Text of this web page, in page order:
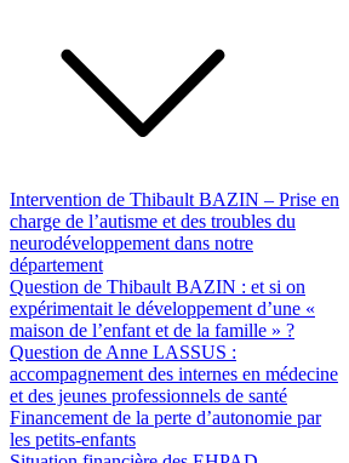
Intervention de Thibault BAZIN – Prise en
charge de l’autisme et des troubles du
neurodéveloppement dans notre
département
Question de Thibault BAZIN : et si on
expérimentait le développement d’une «
maison de l’enfant et de la famille » ?
Question de Anne LASSUS :
accompagnement des internes en médecine
et des jeunes professionnels de santé
Financement de la perte d’autonomie par
les petits-enfants